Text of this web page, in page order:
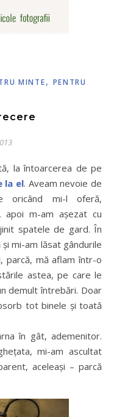
MINTE, PENTRU
la el. Aveam nevoie de
oricând mi-l oferă,
apoi m-am aşezat cu
spatele de gard. În
mi-am lăsat gândurile
parcă, mă aflam într-o
astea, pe care le
demult întrebări. Doar
tot binele şi toată
în gât, ademenitor.
mi-am ascultat
aceleaşi – parcă